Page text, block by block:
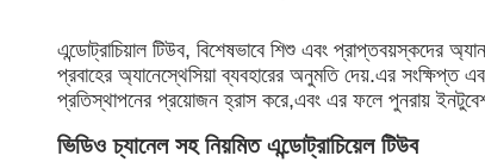
এন্ডোট্রাচিয়াল টিউব, বিশেষভাবে শিশু এবং প্রাপ্তবয়স্কদের
প্রবাহের অ্যানেস্থেসিয়া ব্যবহারের অনুমতি দেয়.এর সংক্ষিপ্ত
প্রতিস্থাপনের প্রয়োজন হ্রাস করে,এবং এর ফলে পুনরায়
ভিডিও চ্যানেল সহ নিয়মিত এন্ডোট্রাচিয়েল টিউব